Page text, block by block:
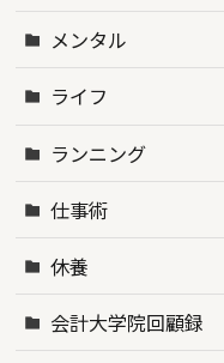
メンタル
ライフ
ランニング
仕事術
休養
会計大学院回顧録